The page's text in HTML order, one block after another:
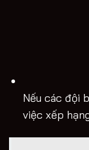
Nếu các đội
việc xếp